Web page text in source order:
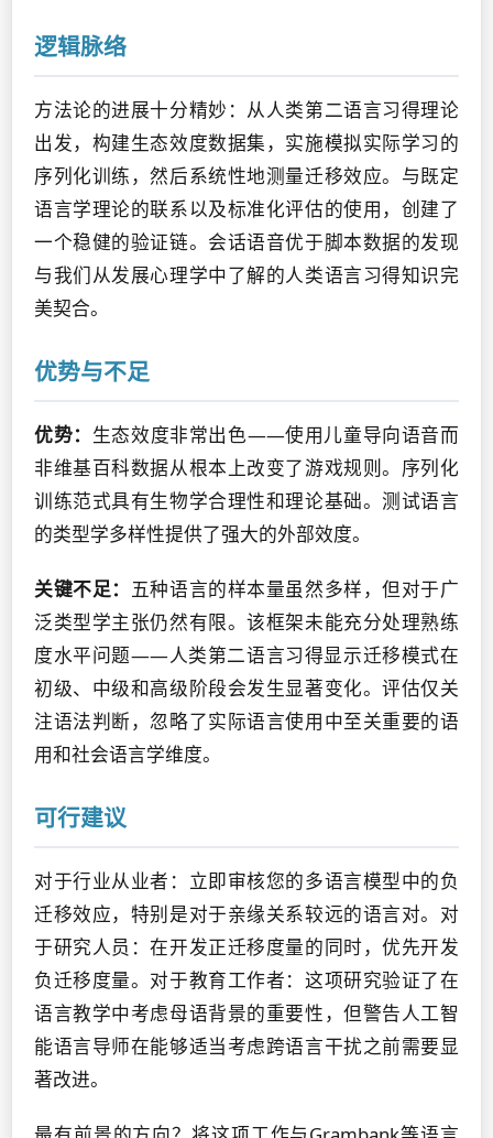
逻辑脉络
方法论的进展十分精妙：从人类第二语言习得理论
出发，构建生态效度数据集，实施模拟实际学习的
序列化训练，然后系统性地测量迁移效应。与既定
语言学理论的联系以及标准化评估的使用，创建了
一个稳健的验证链。会话语音优于脚本数据的发现
与我们从发展心理学中了解的人类语言习得知识完
美契合。
优势与不足
优势： 生态效度非常出色——使用儿童导向语音而
非维基百科数据从根本上改变了游戏规则。序列化
训练范式具有生物学合理性和理论基础。测试语言
的类型学多样性提供了强大的外部效度。
关键不足： 五种语言的样本量虽然多样，但对于广
泛类型学主张仍然有限。该框架未能充分处理熟练
度水平问题——人类第二语言习得显示迁移模式在
初级、中级和高级阶段会发生显著变化。评估仅关
注语法判断，忽略了实际语言使用中至关重要的语
用和社会语言学维度。
可行建议
对于行业从业者：立即审核您的多语言模型中的负
迁移效应，特别是对于亲缘关系较远的语言对。对
于研究人员：在开发正迁移度量的同时，优先开发
负迁移度量。对于教育工作者：这项研究验证了在
语言教学中考虑母语背景的重要性，但警告人工智
能语言导师在能够适当考虑跨语言干扰之前需要显
著改进。